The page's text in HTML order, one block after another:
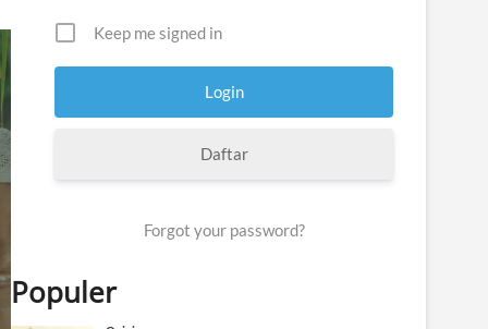
Keep me signed in
Daftar
Forgot your password?
Populer